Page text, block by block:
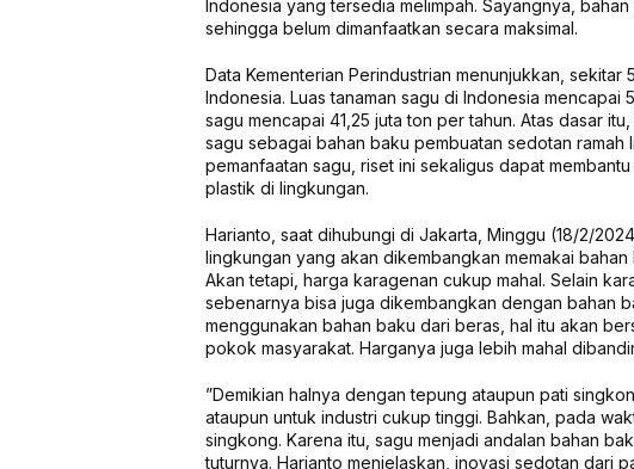
Indonesia yang tersedia melimpah. Sayangnya,
sehingga belum dimanfaatkan secara maksimal.
Data Kementerian Perindustrian menunjukkan,
Indonesia. Luas tanaman sagu di Indonesia
sagu mencapai 41,25 juta ton per tahun. Atas dasar
sagu sebagai bahan baku pembuatan sedotan ramah
pemanfaatan sagu, riset ini sekaligus dapat
plastik di lingkungan.
Harianto, saat dihubungi di Jakarta, Minggu (18/2/
lingkungan yang akan dikembangkan memakai
Akan tetapi, harga karagenan cukup mahal. Selain
sebenarnya bisa juga dikembangkan dengan bahan
menggunakan bahan baku dari beras, hal itu akan
pokok masyarakat. Harganya juga lebih mahal
”Demikian halnya dengan tepung ataupun pati
ataupun untuk industri cukup tinggi. Bahkan, pada
singkong. Karena itu, sagu menjadi andalan bahan
tuturnya. Harianto menjelaskan, inovasi sedotan dari